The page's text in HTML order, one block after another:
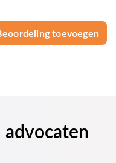
toevoegen